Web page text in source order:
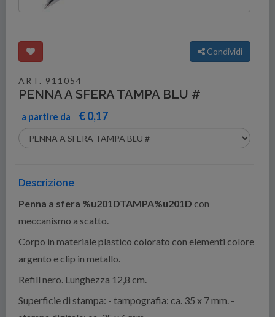
Condividi
ART. 911054
PENNA A SFERA TAMPA BLU #
a partire da € 0,17
Descrizione
Penna a sfera %u201DTAMPA%u201D con
meccanismo a scatto.
Corpo in materiale plastico colorato con elementi colore
argento e clip in metallo.
Refill nero. Lunghezza 12,8 cm.
Superficie di stampa: - tampografia: ca. 35 x 7 mm. -